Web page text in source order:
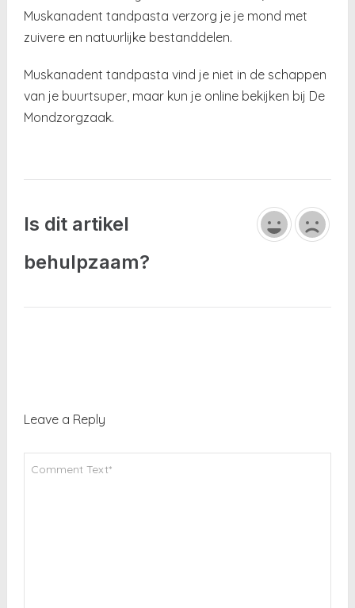
Muskanadent tandpasta verzorg je je mond met
zuivere en natuurlijke bestanddelen.
Muskanadent tandpasta vind je niet in de schappen
van je buurtsuper, maar kun je online bekijken bij De
Mondzorgzaak.
Is dit artikel
behulpzaam?
Leave a Reply